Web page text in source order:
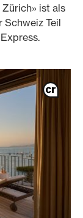
ist als
Schweiz Teil